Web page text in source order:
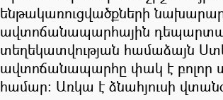
ենթակառուցվածքների
ավտոճանապարհային
տեղեկատվության համաձայն
ավտոճանապարհը փակ է բոլոր
համար: Առկա է ձնահյուսի